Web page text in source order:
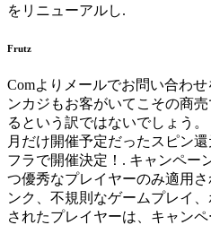
をリニューアルし.
Frutz
Comよりメールでお問い合わ
ンカジもお客がいてこその商
るという訳ではないでしょう
月だけ開催予定だったスピン
フラで開催決定！. キャンペー
つ優秀なプレイヤーのみ適用
ンク、不規則なゲームプレイ
されたプレイヤーは、キャン